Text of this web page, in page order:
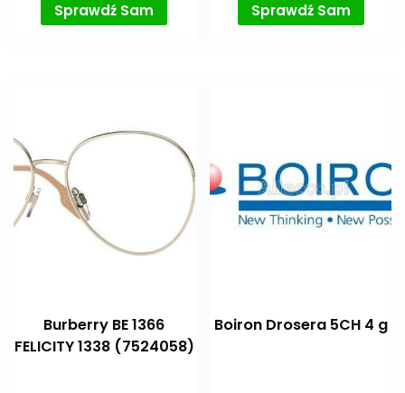
Sprawdź Sam
Sprawdź Sam
Burberry BE 1366
FELICITY 1338 (7524058)
Boiron Drosera 5CH 4 g